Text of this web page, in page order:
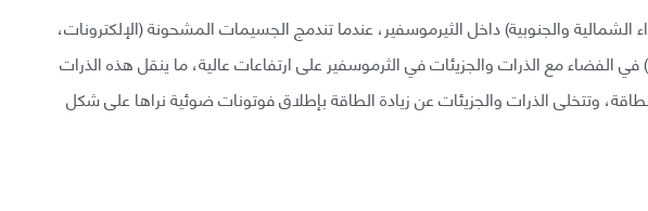
والجنوبية) داخل الثيرموسفير، عندما تندمج الجسيمات المشحونة (الإلكترونات،
في الفضاء مع الذرات والجزيئات في الثرموسفير على ارتفاعات عالية، ما ينقل هذه الذرات
وتتخلى الذرات والجزيئات عن زيادة الطاقة بإطلاق فوتونات ضوئية نراها على شكل